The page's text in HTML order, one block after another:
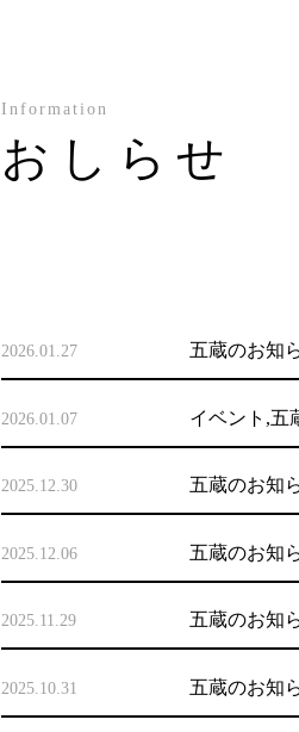
Information
おしらせ
2026.01.27 五蔵のお知
2026.01.07 イベント ,五
2025.12.30 五蔵のお知
2025.12.06 五蔵のお知
2025.11.29 五蔵のお知
2025.10.31 五蔵のお知